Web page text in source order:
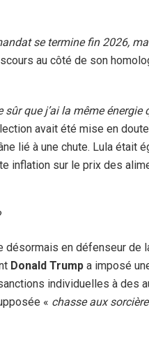
se termine fin 2026,
au côté de son
que j’ai la même énergie
avait été mise en
lié à une chute. Lula était
inflation sur le prix des
désormais en défenseur de
Donald Trump a imposé
individuelles à des
« chasse aux